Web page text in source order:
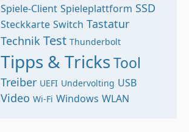
Spiele-Client Spieleplattform SSD
Steckkarte Switch Tastatur
Technik Test Thunderbolt
Tipps & TricksTool
Treiber UEFI Undervolting USB
Video Wi-Fi Windows WLAN